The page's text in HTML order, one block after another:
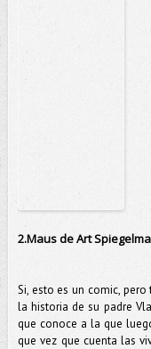
2.Maus de Art
Si, esto es un comic,
la historia de su padre
que conoce a la que
que vez que cuenta las